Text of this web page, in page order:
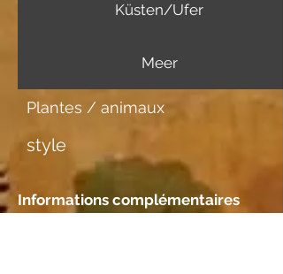
Küsten/Ufer
Meer
Plantes / animaux
style
Informations complémentaires